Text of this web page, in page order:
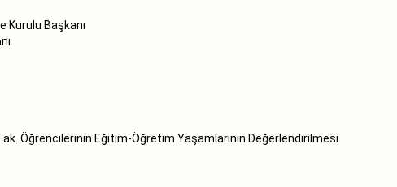
Kurulu Başkanı
Öğrencilerinin Eğitim-Öğretim Yaşamlarının Değerlendirilmesi